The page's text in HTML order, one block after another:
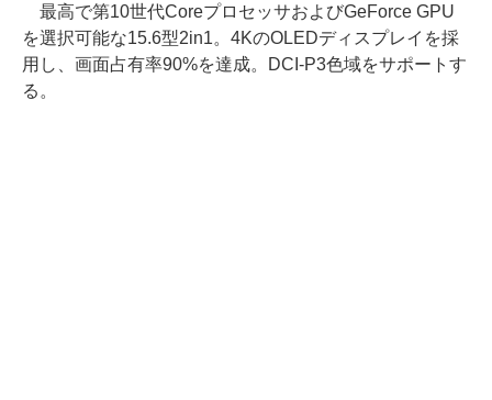
最高で第10世代CoreプロセッサおよびGeForce GPU
を選択可能な15.6型2in1。4KのOLEDディスプレイを採
用し、画面占有率90%を達成。DCI-P3色域をサポートす
る。